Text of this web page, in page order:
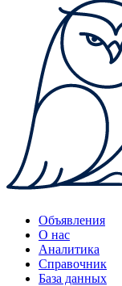
Объявления
О нас
Аналитика
Справочник
База данных